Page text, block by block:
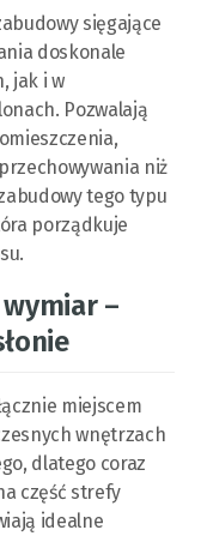
sięgające
doskonale
jak i w
Pozwalają
niż
tego typu
porządkuje
–
miejscem
wnętrzach
dlatego coraz
część strefy
idealne